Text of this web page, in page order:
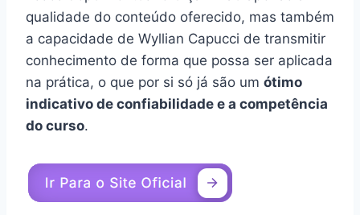
qualidade do conteúdo oferecido, mas também
a capacidade de Wyllian Capucci de transmitir
conhecimento de forma que possa ser aplicada
na prática, o que por si só já são um ótimo
indicativo de confiabilidade e a competência
do curso.